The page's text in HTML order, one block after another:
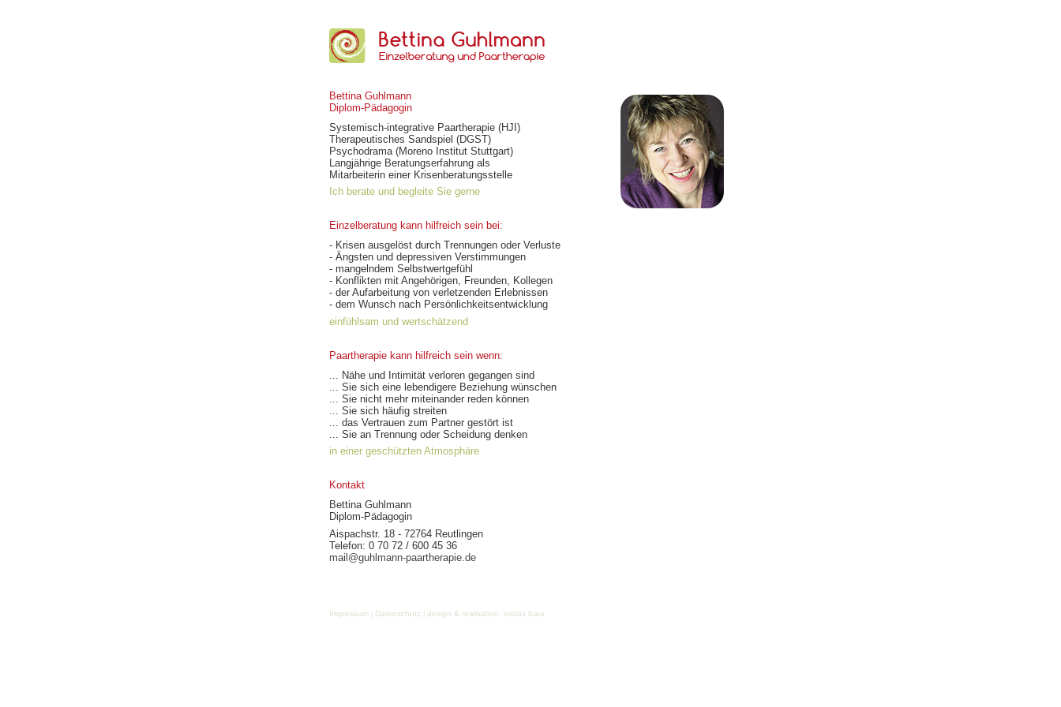
Bettina Guhlmann
Diplom-Pädagogin
Systemisch-integrative Paartherapie (HJI)
Therapeutisches Sandspiel (DGST)
Psychodrama (Moreno Institut Stuttgart)
Langjährige Beratungserfahrung als
Mitarbeiterin einer Krisenberatungsstelle
Ich berate und begleite Sie gerne
Einzelberatung kann hilfreich sein bei:
- Krisen ausgelöst durch Trennungen oder Verluste
- Ängsten und depressiven Verstimmungen
- mangelndem Selbstwertgefühl
- Konflikten mit Angehörigen, Freunden, Kollegen
- der Aufarbeitung von verletzenden Erlebnissen
- dem Wunsch nach Persönlichkeitsentwicklung
einfühlsam und wertschätzend
Paartherapie kann hilfreich sein wenn:
... Nähe und Intimität verloren gegangen sind
... Sie sich eine lebendigere Beziehung wünschen
... Sie nicht mehr miteinander reden können
... Sie sich häufig streiten
... das Vertrauen zum Partner gestört ist
... Sie an Trennung oder Scheidung denken
in einer geschützten Atmosphäre
Kontakt
Bettina Guhlmann
Diplom-Pädagogin
Aispachstr. 18 - 72764 Reutlingen
Telefon: 0 70 72 / 600 45 36
mail@guhlmann-paartherapie.de
Impressum Datenschutz design & realisation: tobias baur